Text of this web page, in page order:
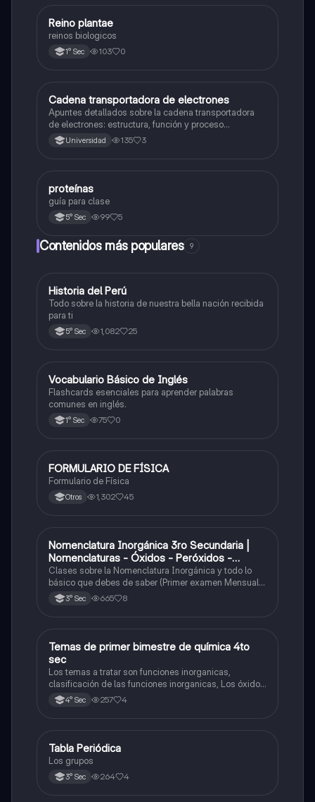
RCiencia y Tecnología
Reino plantae
reinos biologicos
1° Sec 103 0
Ciencia y Tecnología
Cadena transportadora de electrones
Apuntes detallados sobre la cadena transportadora
de electrones: estructura, función y proceso
bioquímico en la producción de ATP. Incluye
esquemas y explicaciones sobre los complejos
Universidad 135 3
Biología
proteínas
guía para clase
5° Sec 99 5
Contenidos más populares 9
Ciencias Sociales
Historia del Perú
Todo sobre la historia de nuestra bella nación recibida
para ti
5° Sec 1,082 25
VInglés
Vocabulario Básico de Inglés
Flashcards esenciales para aprender palabras
comunes en inglés.
1° Sec 75 0
Física
FORMULARIO DE FÍSICA
Formulario de Física
Otros 1,302 45
Química
Nomenclatura Inorgánica 3ro Secundaria |
Nomenclaturas - Óxidos - Peróxidos -
Hidróxido o Bases
Clases sobre la Nomenclatura Inorgánica y todo lo
básico que debes de saber (Primer examen Mensual
2025)3° Sec 665 8
Química
Temas de primer bimestre de química 4to
sec
Los temas a tratar son funciones inorganicas,
clasificación de las funciones inorganicas, Los óxidos
y los óxidos ácidos
4° Sec 257 4
Química
Tabla Periódica
Los grupos
3° Sec 264 4